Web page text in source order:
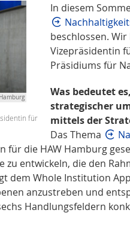
für
In diesem
beschlossen.
Vizepräsidentin
Präsidiums für
Was bedeutet
strategischer
mittels der
Das Thema
für die HAW Hamburg
zu entwickeln, die den
dem Whole Institution
anzustreben und
Handlungsfeldern